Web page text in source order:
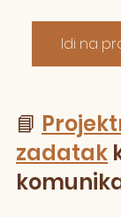
Idi na
📘
zadatak